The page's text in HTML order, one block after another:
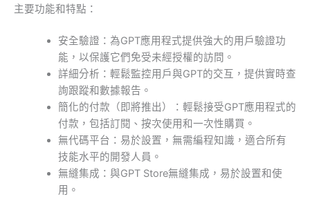
主要功能和特點：
安全驗證：為GPT應用程式提供強大的用戶驗證功
能，以保護它們免受未經授權的訪問。
詳細分析：輕鬆監控用戶與GPT的交互，提供實時查
詢跟蹤和數據報告。
簡化的付款（即將推出）：輕鬆接受GPT應用程式的
付款，包括訂閱、按次使用和一次性購買。
無代碼平台：易於設置，無需編程知識，適合所有
技能水平的開發人員。
無縫集成：與GPT Store無縫集成，易於設置和使
用。